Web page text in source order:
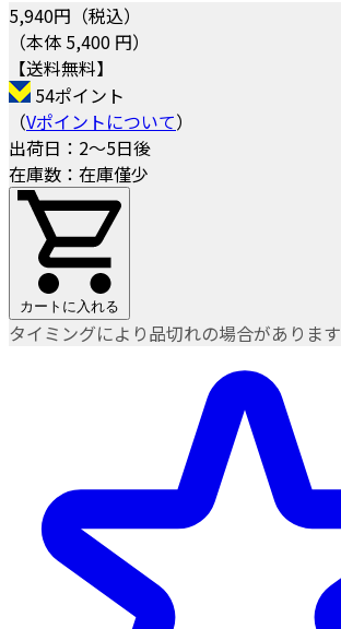
5,940円（税込）
（本体 5,400 円）
【送料無料】
54ポイント
（Vポイントについて）
出荷日：2～5日後
在庫数：在庫僅少
カートに入れる
タイミングにより品切れの場合があります